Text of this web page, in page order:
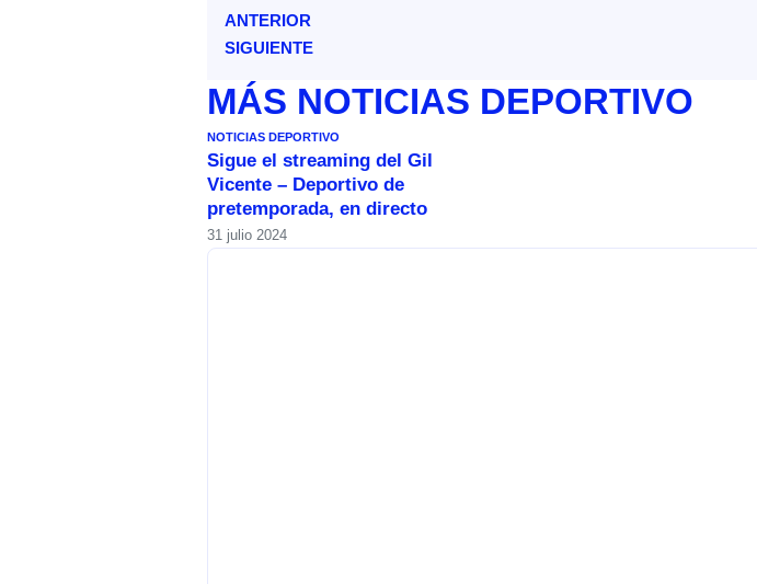
ANTERIOR
SIGUIENTE
MÁS NOTICIAS DEPORTIVO
NOTICIAS DEPORTIVO
Sigue el streaming del Gil
Vicente – Deportivo de
pretemporada, en directo
31 julio 2024